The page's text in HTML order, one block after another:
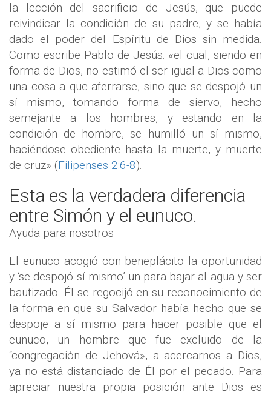
la lección del sacrificio de Jesús, que puede
reivindicar la condición de su padre, y se había
dado el poder del Espíritu de Dios sin medida.
Como escribe Pablo de Jesús: «el cual, siendo en
forma de Dios, no estimó el ser igual a Dios como
una cosa a que aferrarse, sino que se despojó un
sí mismo, tomando forma de siervo, hecho
semejante a los hombres, y estando en la
condición de hombre, se humilló un sí mismo,
haciéndose obediente hasta la muerte, y muerte
de cruz» (Filipenses 2:6-8).
Esta es la verdadera diferencia
entre Simón y el eunuco.
Ayuda para nosotros
El eunuco acogió con beneplácito la oportunidad
y ‘se despojó sí mismo’ un para bajar al agua y ser
bautizado. Él se regocijó en su reconocimiento de
la forma en que su Salvador había hecho que se
despoje a sí mismo para hacer posible que el
eunuco, un hombre que fue excluido de la
“congregación de Jehová», a acercarnos a Dios,
ya no está distanciado de Él por el pecado. Para
apreciar nuestra propia posición ante Dios es